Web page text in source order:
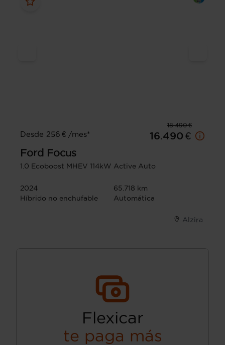
18.490 €
Desde 256 € /mes*
16.490 €
Ford Focus
1.0 Ecoboost MHEV 114kW Active Auto
2024
65.718 km
Híbrido no enchufable
Automática
Alzira
Flexicar
te paga más